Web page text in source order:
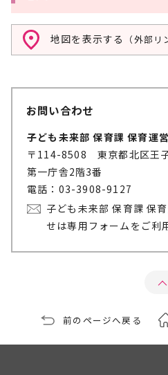
地図を表示する （外部リ
お問い合わせ
子ども未来部 保育課 保育運
〒114-8508 東京都北区王
第一庁舎2階3番
電話：03-3908-9127
子ども未来部 保育課 保
せは専用フォームをご利
前のページへ戻る